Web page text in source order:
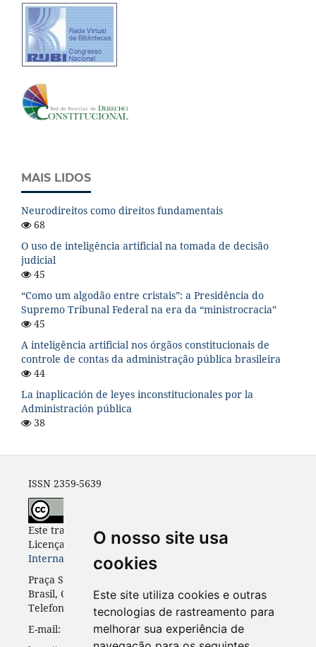
O nosso site usa
cookies
Este site utiliza cookies e outras
tecnologias de rastreamento para
melhorar sua experiência de
MAIS LIDOS
Neurodireitos como direitos fundamentais
68
O uso de inteligência artificial na tomada de decisão
judicial
45
“Como um algodão entre cristais”: a Presidência do
Supremo Tribunal Federal na era da “ministrocracia”
45
A inteligência artificial nos órgãos constitucionais de
controle de contas da administração pública brasileira
44
La inaplicación de leyes inconstitucionales por la
Administración pública
38
ISSN 2359-5639
Este trabalho está licenciado com uma
Licença
Creative Commons - Atribuição 4.0
Internacional
.
Praça Santos Andrade, n. 50, 3º andar, Curitiba-PR,
Brasil, CEP 80.020-300
Telefone: +55 41 3352-0716
E-mail: rinc.ufpr@gmail.com